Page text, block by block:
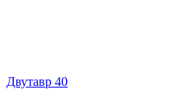
Двутавр 40